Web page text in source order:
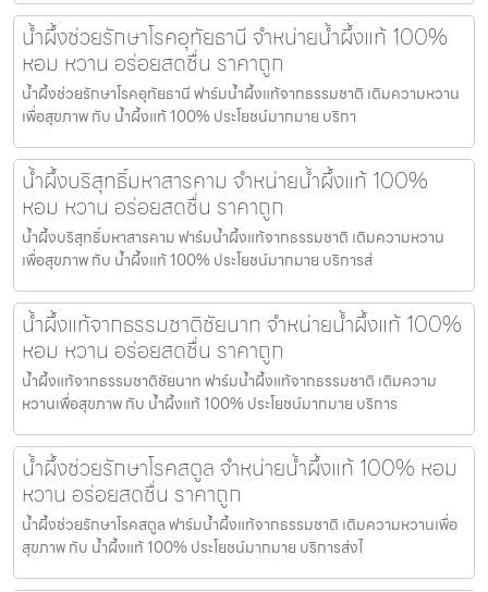
น้ำผึ้งช่วยรักษาโรคอุทัยธานี จำหน่ายน้ำผึ้งแท้ 100%
หอม หวาน อร่อยสดชื่น ราคาถูก
น้ำผึ้งช่วยรักษาโรคอุทัยธานี ฟาร์มน้ำผึ้งแท้จากธรรมชาติ เติมความหวาน
เพื่อสุขภาพ กับ น้ำผึ้งแท้ 100% ประโยชน์มากมาย บริกา
น้ำผึ้งบริสุทธิ์มหาสารคาม จำหน่ายน้ำผึ้งแท้ 100%
หอม หวาน อร่อยสดชื่น ราคาถูก
น้ำผึ้งบริสุทธิ์มหาสารคาม ฟาร์มน้ำผึ้งแท้จากธรรมชาติ เติมความหวาน
เพื่อสุขภาพ กับ น้ำผึ้งแท้ 100% ประโยชน์มากมาย บริการส่
น้ำผึ้งแท้จากธรรมชาติชัยนาท จำหน่ายน้ำผึ้งแท้ 100%
หอม หวาน อร่อยสดชื่น ราคาถูก
น้ำผึ้งแท้จากธรรมชาติชัยนาท ฟาร์มน้ำผึ้งแท้จากธรรมชาติ เติมความ
หวานเพื่อสุขภาพ กับ น้ำผึ้งแท้ 100% ประโยชน์มากมาย บริการ
น้ำผึ้งช่วยรักษาโรคสตูล จำหน่ายน้ำผึ้งแท้ 100% หอม
หวาน อร่อยสดชื่น ราคาถูก
น้ำผึ้งช่วยรักษาโรคสตูล ฟาร์มน้ำผึ้งแท้จากธรรมชาติ เติมความหวานเพื่อ
สุขภาพ กับ น้ำผึ้งแท้ 100% ประโยชน์มากมาย บริการส่งไ